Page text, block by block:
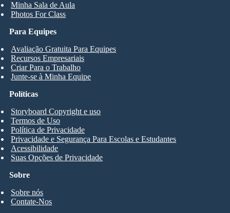
Minha Sala de Aula
Photos For Class
Para Equipes
Avaliação Gratuita Para Equipes
Recursos Empresariais
Criar Para o Trabalho
Junte-se à Minha Equipe
Sobre
Sobre nós
Contate-Nos
Políticas
Storyboard Copyright e uso
Termos de Uso
Política de Privacidade
Privacidade e Segurança Para Escolas e Estudantes
Acessibilidade
Suas Opções de Privacidade